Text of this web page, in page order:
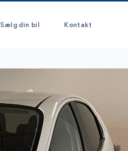
Sælg din bil Kontakt